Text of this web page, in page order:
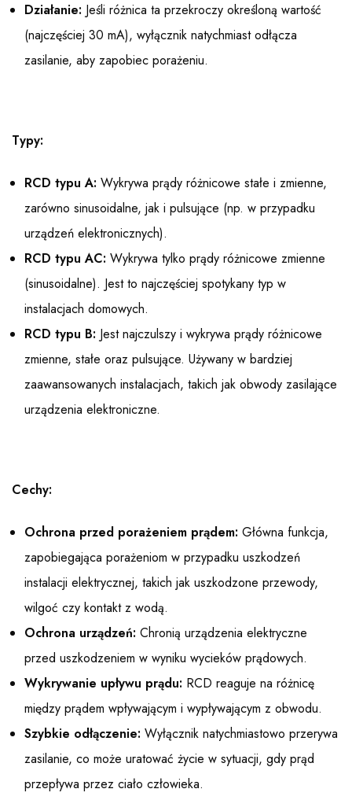
Działanie: Jeśli różnica ta przekroczy określoną wartość
(najczęściej 30 mA), wyłącznik natychmiast odłącza
zasilanie, aby zapobiec porażeniu.
Typy:
RCD typu A: Wykrywa prądy różnicowe stałe i zmienne,
zarówno sinusoidalne, jak i pulsujące (np. w przypadku
urządzeń elektronicznych).
RCD typu AC: Wykrywa tylko prądy różnicowe zmienne
(sinusoidalne). Jest to najczęściej spotykany typ w
instalacjach domowych.
RCD typu B: Jest najczulszy i wykrywa prądy różnicowe
zmienne, stałe oraz pulsujące. Używany w bardziej
zaawansowanych instalacjach, takich jak obwody zasilające
urządzenia elektroniczne.
Cechy:
Ochrona przed porażeniem prądem: Główna funkcja,
zapobiegająca porażeniom w przypadku uszkodzeń
instalacji elektrycznej, takich jak uszkodzone przewody,
wilgoć czy kontakt z wodą.
Ochrona urządzeń: Chronią urządzenia elektryczne
przed uszkodzeniem w wyniku wycieków prądowych.
Wykrywanie upływu prądu: RCD reaguje na różnicę
między prądem wpływającym i wypływającym z obwodu.
Szybkie odłączenie: Wyłącznik natychmiastowo przerywa
zasilanie, co może uratować życie w sytuacji, gdy prąd
przepływa przez ciało człowieka.